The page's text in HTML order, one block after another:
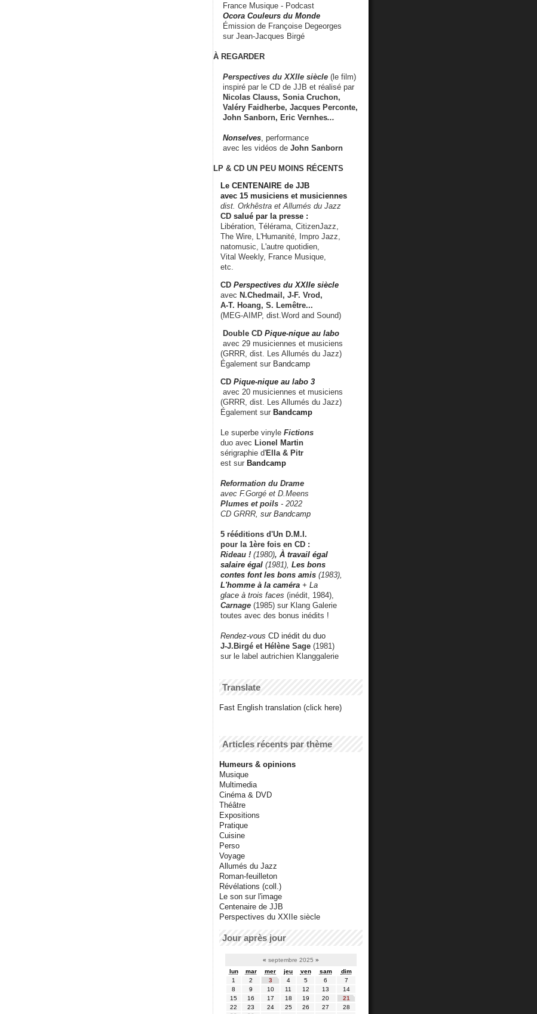
France Musique - Podcast
Ocora Couleurs du Monde
Émission de Françoise Degeorges
sur Jean-Jacques Birgé
À REGARDER
Perspectives du XXIIe siècle (le film)
inspiré par le CD de JJB et réalisé par
Nicolas Clauss, Sonia Cruchon,
Valéry Faidherbe, Jacques Perconte,
John Sanborn, Eric Vernhes...
Nonselves , performance
avec les vidéos de John Sanborn
LP & CD UN PEU MOINS RÉCENTS
Le CENTENAIRE de JJB
avec 15 musiciens et musiciennes
dist. Orkhêstra et Allumés du Jazz
CD salué par la presse :
Libération, Télérama, CitizenJazz,
The Wire, L'Humanité, Impro Jazz,
natomusic, L'autre quotidien,
Vital Weekly, France Musique,
etc.
CD Perspectives du XXIIe siècle
avec N.Chedmail, J-F. Vrod,
A-T. Hoang, S. Lemêtre...
(MEG-AIMP, dist.Word and Sound)
Double CD Pique-nique au labo
avec 29 musiciennes et musiciens
(GRRR, dist. Les Allumés du Jazz)
Également sur Bandcamp
CD Pique-nique au labo 3
avec 20 musiciennes et musiciens
(GRRR, dist. Les Allumés du Jazz)
Également sur Bandcamp
Le superbe vinyle Fictions
duo avec Lionel Martin
sérigraphie d'Ella & Pitr
est sur Bandcamp
Reformation du Drame
avec F.Gorgé et D.Meens
Plumes et poils - 2022
CD GRRR, sur Bandcamp
5 rééditions d'Un D.M.I.
pour la 1ère fois en CD :
Rideau ! (1980), À travail égal
salaire égal (1981), Les bons
contes font les bons amis (1983),
L'homme à la caméra + La
glace à trois faces (inédit, 1984),
Carnage (1985) sur Klang Galerie
toutes avec des bonus inédits !
Rendez-vous CD inédit du duo
J-J.Birgé et Hélène Sage (1981)
sur le label autrichien Klanggalerie
Translate
Fast English translation (click here)
Articles récents par thème
Humeurs & opinions
Musique
Multimedia
Cinéma & DVD
Théâtre
Expositions
Pratique
Cuisine
Perso
Voyage
Allumés du Jazz
Roman-feuilleton
Révélations (coll.)
Le son sur l'image
Centenaire de JJB
Perspectives du XXIIe siècle
Jour après jour
« septembre 2025 »
lun
mar mer jeu ven sam
dim
1
2 3 4 5 6
7
8
9 10 11 12 13
14
15
16 17 18 19 20
21
22
23 24 25 26 27
28